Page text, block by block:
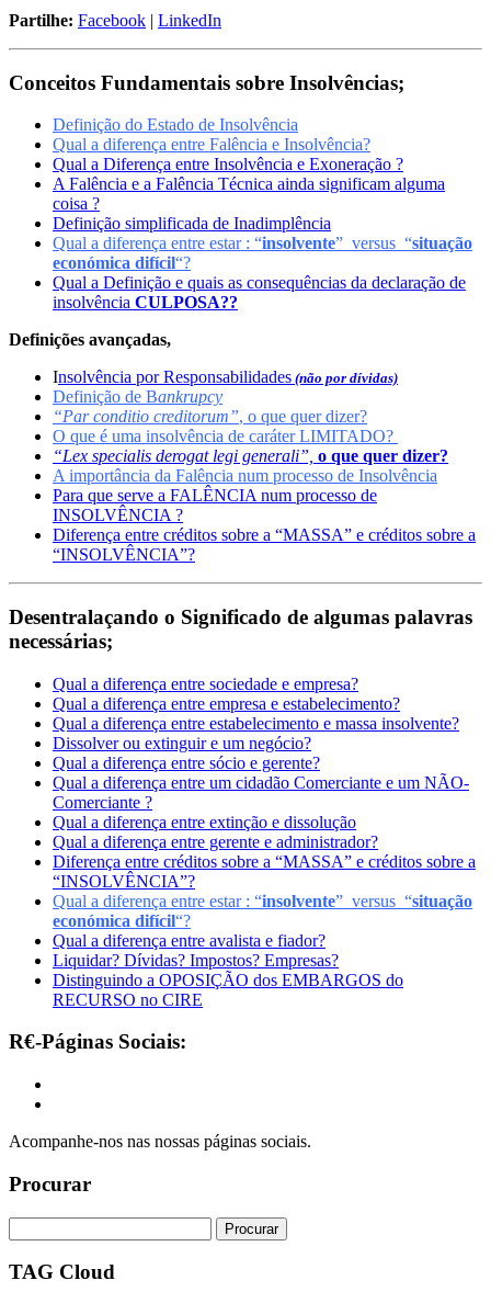
Partilhe: Facebook | LinkedIn
Conceitos Fundamentais sobre Insolvências;
Definição do Estado de Insolvência
Qual a diferença entre Falência e Insolvência?
Qual a Diferença entre Insolvência e Exoneração ?
A Falência e a Falência Técnica ainda significam alguma
coisa ?
Definição simplificada de Inadimplência
Qual a diferença entre estar : “insolvente” versus “situação
económica difícil“?
Qual a Definição e quais as consequências da declaração de
insolvência CULPOSA??
Definições avançadas,
Insolvência por Responsabilidades (não por dívidas)
Definição de Bankrupcy
“Par conditio creditorum”, o que quer dizer?
O que é uma insolvência de caráter LIMITADO?
“Lex specialis derogat legi generali”, o que quer dizer?
A importância da Falência num processo de Insolvência
Para que serve a FALÊNCIA num processo de
INSOLVÊNCIA ?
Diferença entre créditos sobre a “MASSA” e créditos sobre a
“INSOLVÊNCIA”?
Desentralaçando o Significado de algumas palavras
necessárias;
Qual a diferença entre sociedade e empresa?
Qual a diferença entre empresa e estabelecimento?
Qual a diferença entre estabelecimento e massa insolvente?
Dissolver ou extinguir e um negócio?
Qual a diferença entre sócio e gerente?
Qual a diferença entre um cidadão Comerciante e um NÃO-
Comerciante ?
Qual a diferença entre extinção e dissolução
Qual a diferença entre gerente e administrador?
Diferença entre créditos sobre a “MASSA” e créditos sobre a
“INSOLVÊNCIA”?
Qual a diferença entre estar : “insolvente” versus “situação
económica difícil“?
Qual a diferença entre avalista e fiador?
Liquidar? Dívidas? Impostos? Empresas?
Distinguindo a OPOSIÇÃO dos EMBARGOS do
RECURSO no CIRE
R€-Páginas Sociais:
Acompanhe-nos nas nossas páginas sociais.
Procurar
TAG Cloud